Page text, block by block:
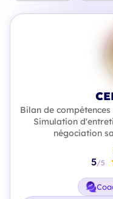
Bilan de
Simulation
négociation
5/5